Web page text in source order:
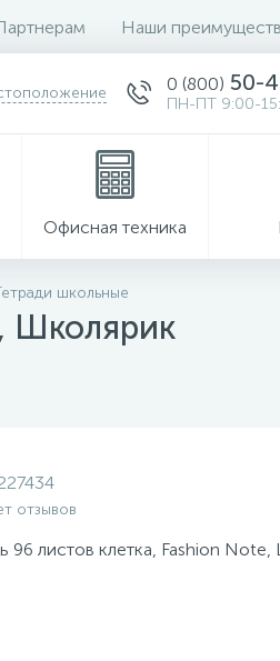
Наши
0 (800) 50-
ПН-ПТ 9:00-
Офисная техника
школьные
Школярик
отзывов
96 листов клетка, Fashion